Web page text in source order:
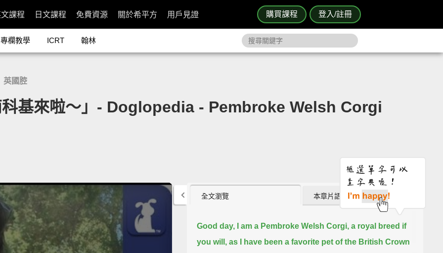
購買課程 登入/註冊
課程 日文課程 免費資源 關於希平方 用戶見證
專欄教學 ICRT 翰林
英國腔
科基來啦～」- Doglopedia - Pembroke Welsh Corgi
全文瀏覽 本章片語 (2)
Good day, I am a Pembroke Welsh Corgi, a royal breed if
you will, as I have been a favorite pet of the British Crown